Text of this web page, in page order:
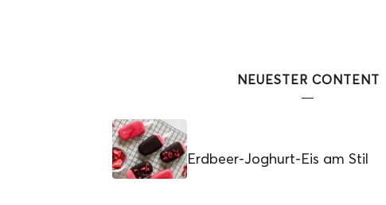
NEUESTER CONTENT
Erdbeer-Joghurt-Eis am Stil